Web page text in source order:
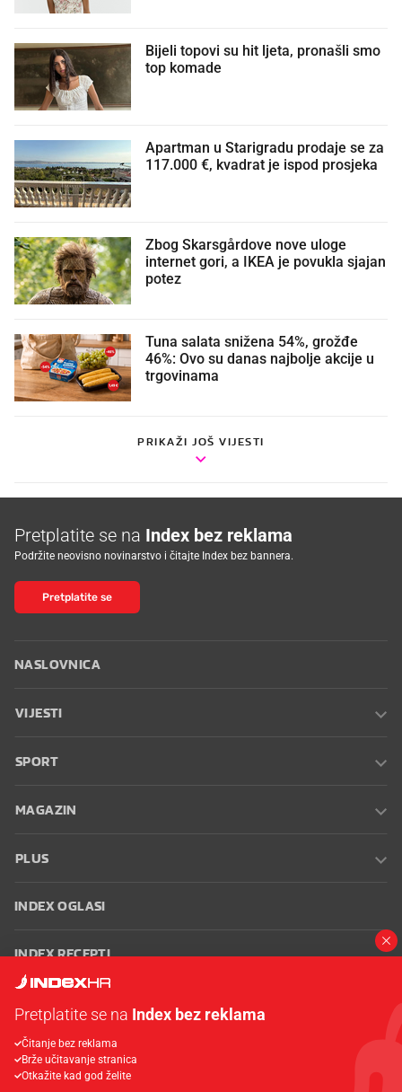
Bijeli topovi su hit ljeta, pronašli smo
top komade
Apartman u Starigradu prodaje se za
117.000 €, kvadrat je ispod prosjeka
Zbog Skarsgårdove nove uloge
internet gori, a IKEA je povukla sjajan
potez
Tuna salata snižena 54%, grožđe
46%: Ovo su danas najbolje akcije u
trgovinama
PRIKAŽI JOŠ VIJESTI
Pretplatite se na Index bez reklama
Podržite neovisno novinarstvo i čitajte Index bez bannera.
Pretplatite se
NASLOVNICA
VIJESTI
SPORT
MAGAZIN
PLUS
INDEX OGLASI
INDEX RECEPTI
Oglašavanje Zaposli se na Indexu
korištenja
Postavke kolačića
Pretplatite se na Index bez reklama
Čitanje bez reklama
Brže učitavanje stranica
Otkažite kad god želite